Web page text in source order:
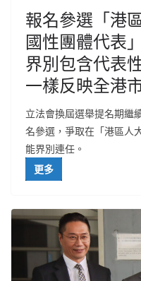
報名參選「港
國性團體代表
界別包含代表
一樣反映全港
立法會換屆選舉提名期繼
名參選，爭取在「港區人
能界別連任。
更多